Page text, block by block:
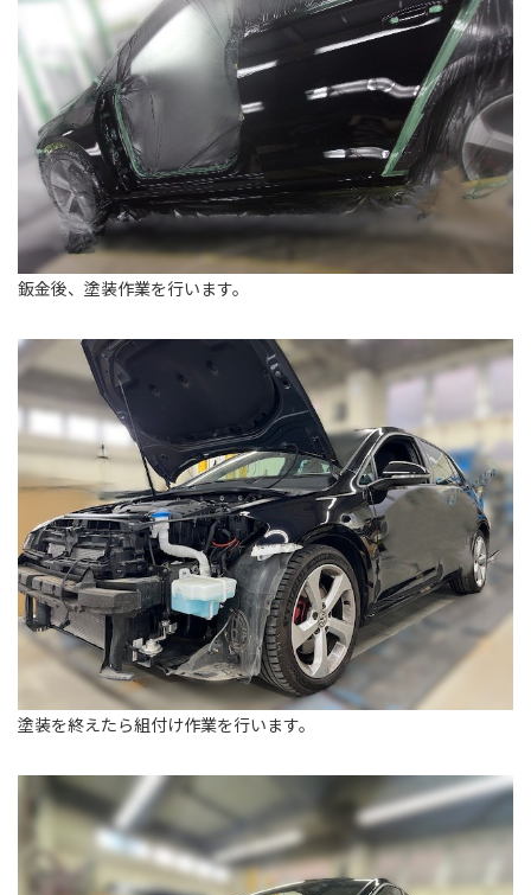
鈑金後、塗装作業を行います。
塗装を終えたら組付け作業を行います。